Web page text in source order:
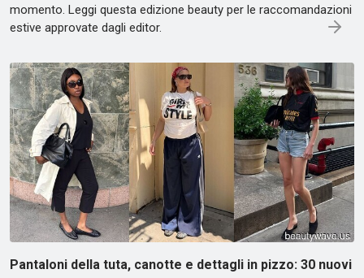
momento. Leggi questa edizione beauty per le raccomandazioni
estive approvate dagli editor.
Pantaloni della tuta, canotte e dettagli in pizzo: 30 nuovi